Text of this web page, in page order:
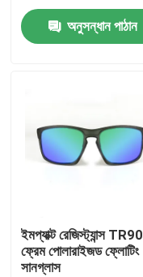
আমাদের সম্পর্কে
যোগাযোগ করুন
অনুসন্ধান পাঠান
ইমপ্যাক্ট রেজিস্ট্যান্স TR90
ফ্রেম পোলারাইজড ফ্লোটিং
সানগ্লাস